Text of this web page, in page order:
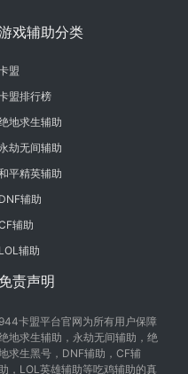
戏辅助分类
盟
盟排行榜
地求生辅助
永劫无间辅助
平精英辅助
DNF辅助
辅助
LOL辅助
免责声明
944卡盟平台官网为所有用户保障
地求生辅助，永劫无间辅助，绝
求生黑号，DNF辅助，CF辅
，LOL英雄辅助等吃鸡辅助的真